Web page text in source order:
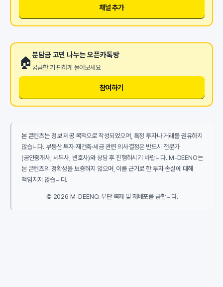
채널 추가
🏠분담금 고민 나누는 오픈카톡방
궁금한 거 편하게 물어보세요
참여하기
본 콘텐츠는 정보 제공 목적으로 작성되었으며, 특정 투자나 거래를 권유하지
않습니다. 부동산 투자·재건축·세금 관련 의사결정은 반드시 전문가
(공인중개사, 세무사, 변호사)와 상담 후 진행하시기 바랍니다. M-DEENO는
본 콘텐츠의 정확성을 보증하지 않으며, 이를 근거로 한 투자 손실에 대해
책임지지 않습니다.
© 2026 M-DEENO. 무단 복제 및 재배포를 금합니다.